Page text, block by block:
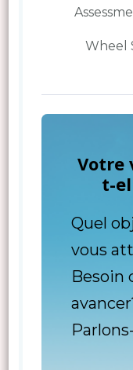
Wheel
Votre
t-
Quel
vous
Besoin